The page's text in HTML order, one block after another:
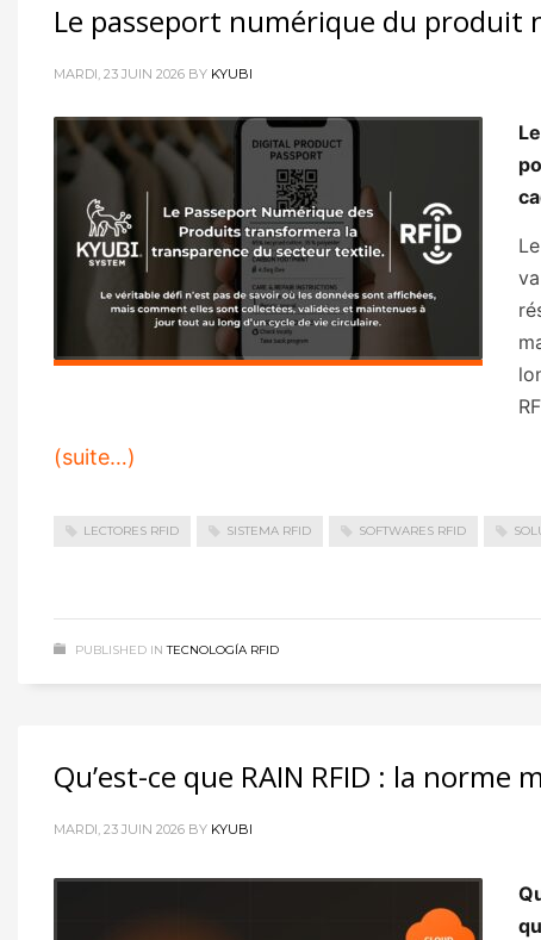
Le passeport numérique du produit
MARDI, 23 JUIN 2026 BY KYUBI
Le
(suite…)
LECTORES RFID SISTEMA RFID SOFTWARES RFID
PUBLISHED IN TECNOLOGÍA RFID
Qu’est-ce que RAIN RFID : la
MARDI, 23 JUIN 2026 BY KYUBI